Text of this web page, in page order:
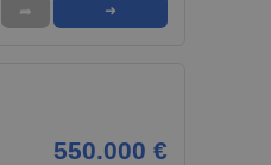
➦ ➜
550.000 €